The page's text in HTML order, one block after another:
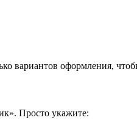
вариантов оформления,
Просто укажите: